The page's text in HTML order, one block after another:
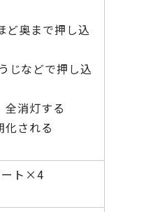
ど奥まで押し込
じなどで押し込
消灯する
される
ト×4